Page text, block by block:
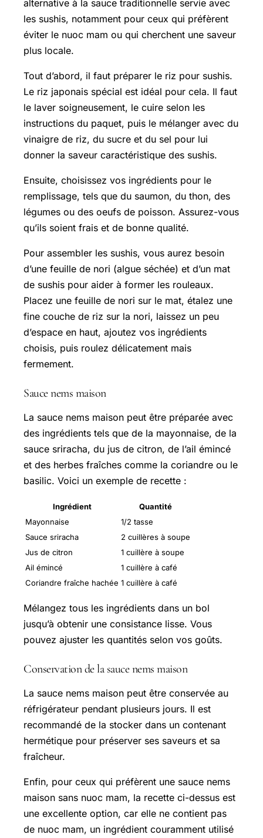
alternative à la sauce traditionnelle servie avec
les sushis, notamment pour ceux qui préfèrent
éviter le nuoc mam ou qui cherchent une saveur
plus locale.
Tout d’abord, il faut préparer le riz pour sushis.
Le riz japonais spécial est idéal pour cela. Il faut
le laver soigneusement, le cuire selon les
instructions du paquet, puis le mélanger avec du
vinaigre de riz, du sucre et du sel pour lui
donner la saveur caractéristique des sushis.
Ensuite, choisissez vos ingrédients pour le
remplissage, tels que du saumon, du thon, des
légumes ou des oeufs de poisson. Assurez-vous
qu’ils soient frais et de bonne qualité.
Pour assembler les sushis, vous aurez besoin
d’une feuille de nori (algue séchée) et d’un mat
de sushis pour aider à former les rouleaux.
Placez une feuille de nori sur le mat, étalez une
fine couche de riz sur la nori, laissez un peu
d’espace en haut, ajoutez vos ingrédients
choisis, puis roulez délicatement mais
fermement.
Sauce nems maison
La sauce nems maison peut être préparée avec
des ingrédients tels que de la mayonnaise, de la
sauce sriracha, du jus de citron, de l’ail émincé
et des herbes fraîches comme la coriandre ou le
basilic. Voici un exemple de recette :
Ingrédient
Quantité
Mayonnaise
1/2 tasse
Sauce sriracha
2 cuillères à soupe
Jus de citron
1 cuillère à soupe
Ail émincé
1 cuillère à café
Coriandre fraîche hachée 1 cuillère à café
Mélangez tous les ingrédients dans un bol
jusqu’à obtenir une consistance lisse. Vous
pouvez ajuster les quantités selon vos goûts.
Conservation de la sauce nems maison
La sauce nems maison peut être conservée au
réfrigérateur pendant plusieurs jours. Il est
recommandé de la stocker dans un contenant
hermétique pour préserver ses saveurs et sa
fraîcheur.
Enfin, pour ceux qui préfèrent une sauce nems
maison sans nuoc mam, la recette ci-dessus est
une excellente option, car elle ne contient pas
de nuoc mam, un ingrédient couramment utilisé